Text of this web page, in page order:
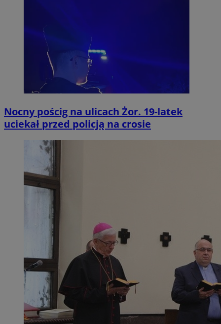
Nocny pościg na ulicach Żor. 19-latek
uciekał przed policją na crosie